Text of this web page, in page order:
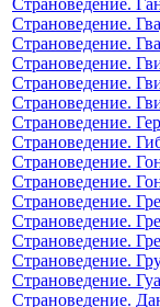
Страноведение.
Страноведение.
Страноведение.
Страноведение.
Страноведение.
Страноведение.
Страноведение.
Страноведение.
Страноведение.
Страноведение.
Страноведение.
Страноведение.
Страноведение.
Страноведение.
Страноведение.